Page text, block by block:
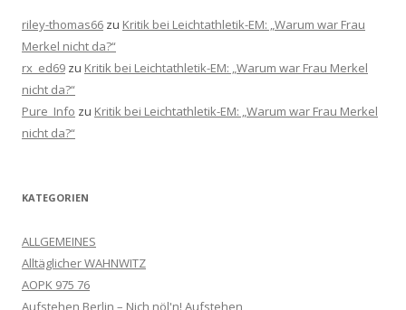
riley-thomas66 zu Kritik bei Leichtathletik-EM: „Warum war Frau
Merkel nicht da?“
rx_ed69 zu Kritik bei Leichtathletik-EM: „Warum war Frau Merkel
nicht da?“
Pure_Info zu Kritik bei Leichtathletik-EM: „Warum war Frau Merkel
nicht da?“
KATEGORIEN
ALLGEMEINES
Alltäglicher WAHNWITZ
AOPK 975 76
Aufstehen Berlin – Nich nöl'n! Aufstehen